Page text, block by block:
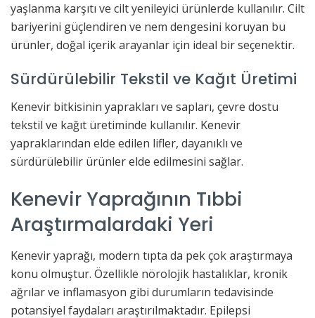
yaşlanma karşıtı ve cilt yenileyici ürünlerde kullanılır. Cilt
bariyerini güçlendiren ve nem dengesini koruyan bu
ürünler, doğal içerik arayanlar için ideal bir seçenektir.
Sürdürülebilir Tekstil ve Kağıt Üretimi
Kenevir bitkisinin yaprakları ve sapları, çevre dostu
tekstil ve kağıt üretiminde kullanılır. Kenevir
yapraklarından elde edilen lifler, dayanıklı ve
sürdürülebilir ürünler elde edilmesini sağlar.
Kenevir Yaprağının Tıbbi
Araştırmalardaki Yeri
Kenevir yaprağı, modern tıpta da pek çok araştırmaya
konu olmuştur. Özellikle nörolojik hastalıklar, kronik
ağrılar ve inflamasyon gibi durumların tedavisinde
potansiyel faydaları araştırılmaktadır. Epilepsi